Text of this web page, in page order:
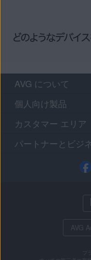
AVG について
個人向け製品
カスタマー エリア
パートナーとビジ
AVG